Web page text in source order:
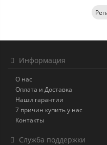
Информация
О нас
Оплата и Доставка
Наши гарантии
7 причин купить у нас
Контакты
Служба поддержки